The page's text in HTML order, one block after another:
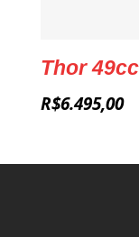
Thor
R$6.495,00